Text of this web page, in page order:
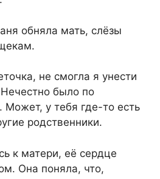
обняла мать, слёзы
не смогла я унести
Нечестно было по
Может, у тебя где-то есть
родственники.
к матери, её сердце
Она поняла, что,